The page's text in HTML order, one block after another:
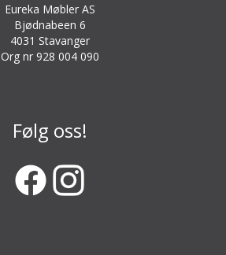
Eureka Møbler AS
Bjødnabeen 6
4031 Stavanger
Org nr 928 004 090
Følg oss!